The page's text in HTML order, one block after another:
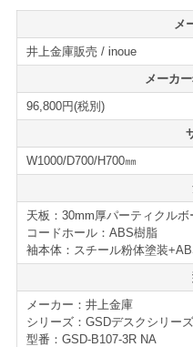
ます。
さらに、左袖、2段袖も用
せて変更して注文する事
＊ご希望がある場合は、
無い場合は右3段袖になり
機能性、デザイン、コス
デスクの新増設、買い替
い。
GSDデスクシリーズ
■オールロック機構
■ダブルサスペンションレ
メ
井上金庫販売 / inoue
メーカ
96,800円(税別)
W1000/D700/H700㎜
天板：30mm厚パーティクル
コードホール：ABS樹脂
袖本体：スチール粉体塗装
メーカー：井上金庫
シリーズ：GSDデスクシリーズ
型番：GSD-B107-3R NA